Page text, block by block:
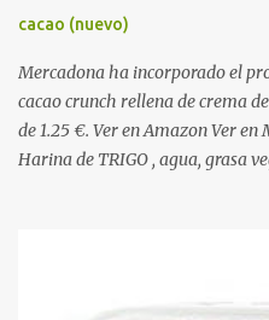
cacao (nuevo)
Mercadona ha incorporado el
cacao crunch rellena de crema
de 1.25 €. Ver en Amazon Ver
Harina de TRIGO , agua, grasa
antioxidante (E300). Relleno